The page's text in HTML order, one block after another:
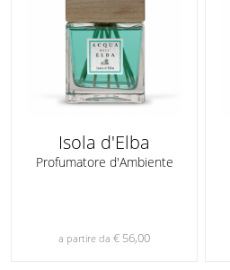
Isola d'Elba
Profumatore d'Ambiente
a partire da € 56,00